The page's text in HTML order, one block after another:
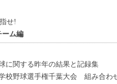
せ!
ーム編
に関する昨年の結果と記録集
校野球選手権千葉大会 組み合わ